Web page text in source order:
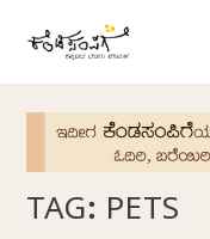
TAG: PETS